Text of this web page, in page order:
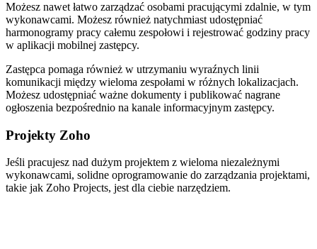
Możesz nawet łatwo zarządzać osobami pracującymi zdalnie, w tym
wykonawcami. Możesz również natychmiast udostępniać
harmonogramy pracy całemu zespołowi i rejestrować godziny pracy
w aplikacji mobilnej zastępcy.
Zastępca pomaga również w utrzymaniu wyraźnych linii
komunikacji między wieloma zespołami w różnych lokalizacjach.
Możesz udostępniać ważne dokumenty i publikować nagrane
ogłoszenia bezpośrednio na kanale informacyjnym zastępcy.
Projekty Zoho
Jeśli pracujesz nad dużym projektem z wieloma niezależnymi
wykonawcami, solidne oprogramowanie do zarządzania projektami,
takie jak Zoho Projects, jest dla ciebie narzędziem.